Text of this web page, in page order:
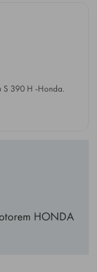
S 390 H -Honda.
HONDA